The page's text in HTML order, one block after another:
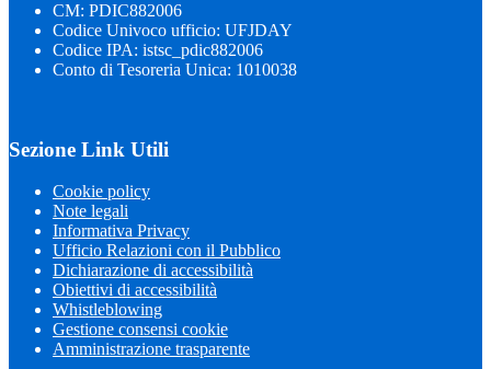
CM: PDIC882006
Codice Univoco ufficio: UFJDAY
Codice IPA: istsc_pdic882006
Conto di Tesoreria Unica: 1010038
Sezione Link Utili
Cookie policy
Note legali
Informativa Privacy
Ufficio Relazioni con il Pubblico
Dichiarazione di accessibilità
Obiettivi di accessibilità
Whistleblowing
Gestione consensi cookie
Amministrazione trasparente